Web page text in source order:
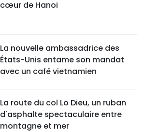
cœur de Hanoi
La nouvelle ambassadrice des
États-Unis entame son mandat
avec un café vietnamien
La route du col Lo Dieu, un ruban
d'asphalte spectaculaire entre
montagne et mer